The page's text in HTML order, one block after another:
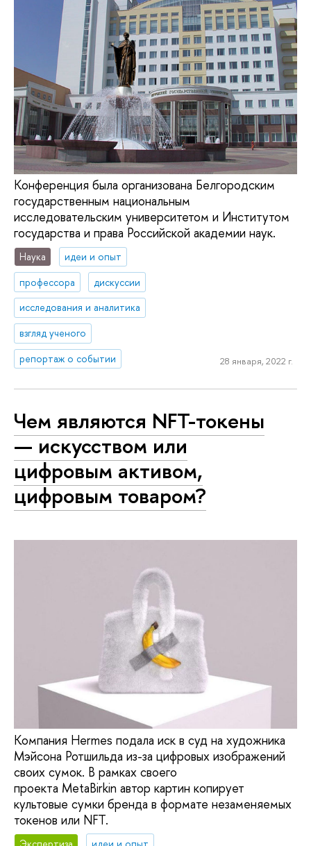
Конференция была организована Белгородским
государственным национальным
исследовательским университетом и Институтом
государства и права Российской академии наук.
Наука
идеи и опыт
профессора
дискуссии
исследования и аналитика
взгляд ученого
репортаж о событии
28 января, 2022 г.
Чем являются NFT-токены
— искусством или
цифровым активом,
цифровым товаром?
Компания Hermes подала иск в суд на художника
Мэйсона Ротшильда из-за цифровых изображений
своих сумок. В рамках своего
проекта MetaBirkin автор картин копирует
культовые сумки бренда в формате незаменяемых
токенов или NFT.
Экспертиза
идеи и опыт